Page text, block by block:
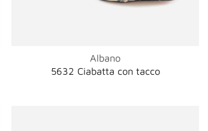
Albano
5632 Ciabatta con tacco